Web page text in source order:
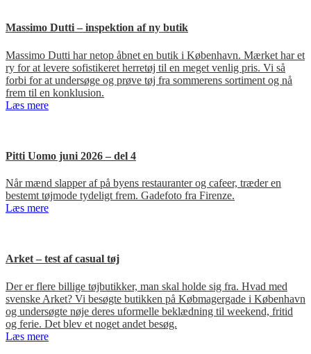
Massimo Dutti – inspektion af ny butik
Massimo Dutti har netop åbnet en butik i København. Mærket har et
ry for at levere sofistikeret herretøj til en meget venlig pris. Vi så
forbi for at undersøge og prøve tøj fra sommerens sortiment og nå
frem til en konklusion.
Læs mere
Pitti Uomo juni 2026 – del 4
Når mænd slapper af på byens restauranter og cafeer, træder en
bestemt tøjmode tydeligt frem. Gadefoto fra Firenze.
Læs mere
Arket – test af casual tøj
Der er flere billige tøjbutikker, man skal holde sig fra. Hvad med
svenske Arket? Vi besøgte butikken på Købmagergade i København
og undersøgte nøje deres uformelle beklædning til weekend, fritid
og ferie. Det blev et noget andet besøg.
Læs mere